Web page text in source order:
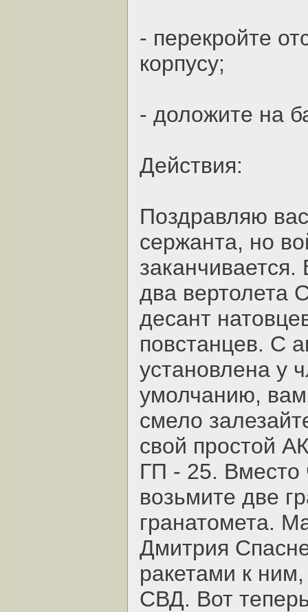
- перекройте
корпусу;
- доложите на
Действия:
Поздравляю
сержанта, но
два вертолета
десант
повстанцев. С
установлена у
умолчанию,
смело
свой простой
ГП - 25. Вместо
возьмите две
гранатомета.
Дмитрия
ракетами к
СВД. Вот